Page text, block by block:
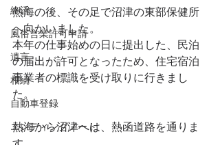
終活
風俗営業許可申請
遺言
相続
自動車登録
エンディングノート
熱海の後、その足で沼津の東部保健所
へ向かいました。
本年の仕事始めの日に提出した、民泊
の届出が許可となったため、住宅宿泊
事業者の標識を受け取りに行きまし
た。
熱海から沼津へは、熱函道路を通りま